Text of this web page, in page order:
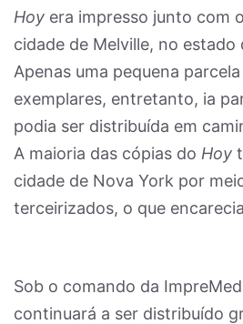
Hoy era impresso junto com o
cidade de Melville, no estado
Apenas uma pequena
exemplares, entretanto, ia
podia ser distribuída em
A maioria das cópias do Hoy
cidade de Nova York por
terceirizados, o que
Sob o comando da
continuará a ser distribuído